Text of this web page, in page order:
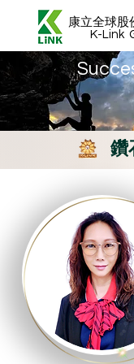
康立全球股
K-Link
鑽